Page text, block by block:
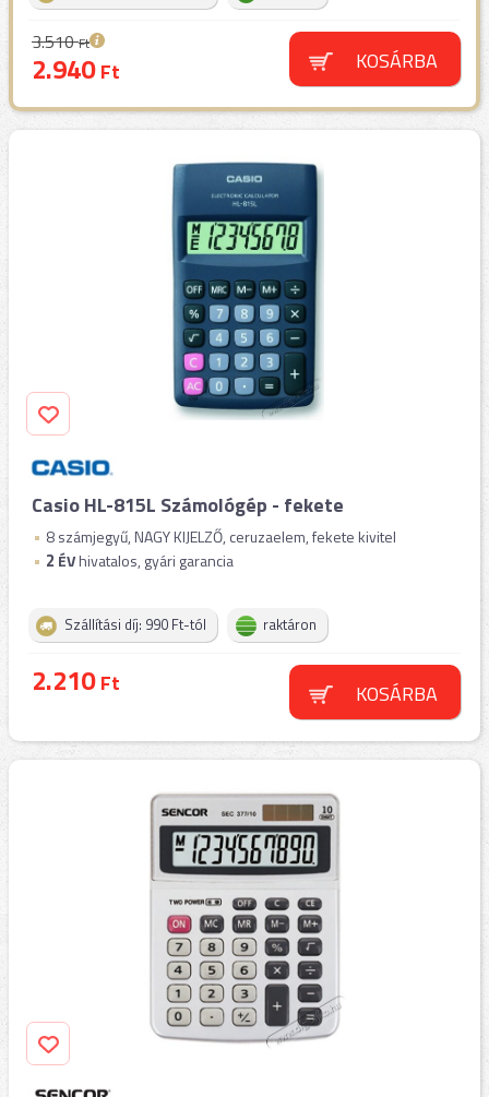
3.510Ft
2.940Ft KOSÁRBA
Casio HL-815L Számológép - fekete
8 számjegyű, NAGY KIJELZŐ, ceruzaelem, fekete kivitel
2 ÉVhivatalos, gyári garancia
Szállítási díj: 990 Ft-tól raktáron
2.210Ft KOSÁRBA